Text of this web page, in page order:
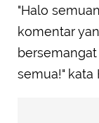
"Halo
komentar
semua!" kata